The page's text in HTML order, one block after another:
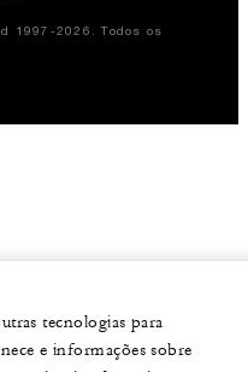
1997-2026. Todos os
tecnologias para
e informações sobre